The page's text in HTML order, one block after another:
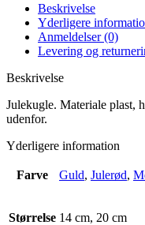
Beskrivelse
Yderligere
Anmeldelser (0)
Levering og
Beskrivelse
Julekugle. Materiale plast,
udenfor.
Yderligere information
Farve Guld, Julerød,
Størrelse 14 cm, 20 cm